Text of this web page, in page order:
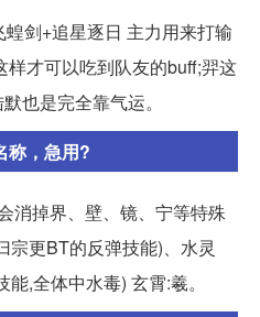
剑+追星逐日 主力用来打输
样才可以吃到队友的buff;羿这
也是完全靠气运。
称，急用?
消掉界、壁、镜、宁等特殊
宗更BT的反弹技能)、水灵
,全体中水毒) 玄霄:羲。